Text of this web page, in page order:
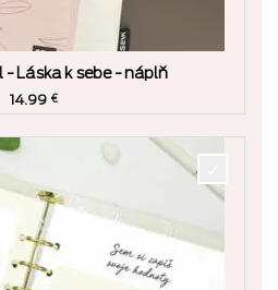
- Láska k sebe - náplň
14.99 €